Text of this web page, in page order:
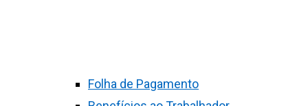
Folha de Pagamento